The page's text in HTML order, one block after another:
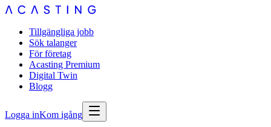
Tillgängliga jobb
Sök talanger
För företag
Acasting Premium
Digital Twin
Blogg
Logga inKom igång